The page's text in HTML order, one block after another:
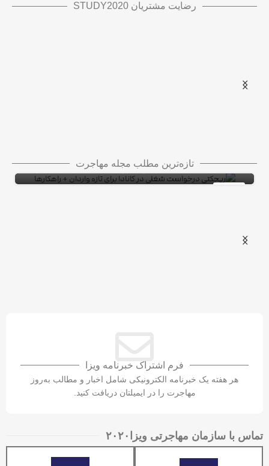
رضایت مشتریان STUDY2020
تازه‌ترین مطلب مجله مهاجرت
+ راهکارها
فرم اشتراک خبرنامه ویزا
هر هفته یک خبرنامه الکترونیکی شامل اخبار و مطالب به‌روز
مهاجرت را در ایمیلتان دریافت کنید.
تماس با سازمان مهاجرتی ویزا۲۰۲۰​